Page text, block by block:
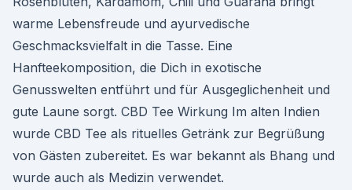
warme Lebensfreude und ayurvedische
Geschmacksvielfalt in die Tasse. Eine
Hanfteekomposition, die Dich in exotische
Genusswelten entführt und für Ausgeglichenheit und
gute Laune sorgt. CBD Tee Wirkung Im alten Indien
wurde CBD Tee als rituelles Getränk zur Begrüßung
von Gästen zubereitet. Es war bekannt als Bhang und
wurde auch als Medizin verwendet.